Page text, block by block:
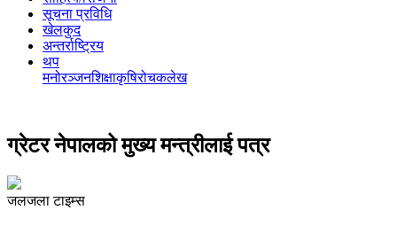
सूचना प्रविधि
खेलकुद
अन्तर्राष्ट्रिय
थप
मनोरञ्‍जनशिक्षाकृषिरोचकलेख
ग्रेटर नेपालको मुख्य मन्त्रीलाई पत्र
जलजला टाइम्स